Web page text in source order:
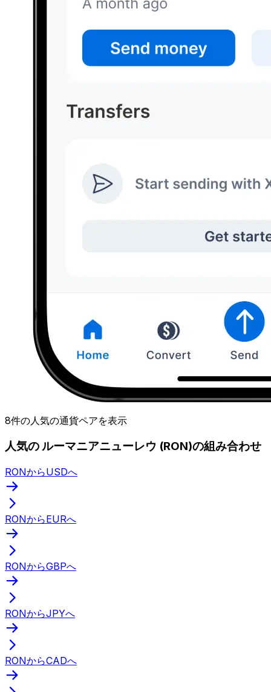
8件の人気の通貨ペアを表示
人気の ルーマニアニューレウ (RON)の組み合わせ
RONからUSDへ
RONからEURへ
RONからGBPへ
RONからJPYへ
RONからCADへ